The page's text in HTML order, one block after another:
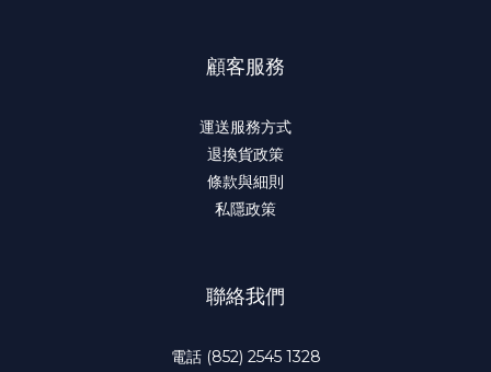
顧客服務
運送服務方式
退換貨政策
條款與細則
私隱政策
聯絡我們
電話 (852) 2545 1328